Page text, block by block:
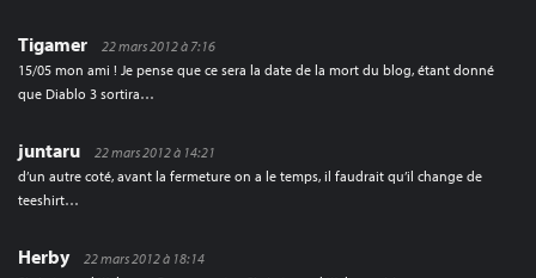
Tigamer
22 mars 2012 à 7:16
15/05 mon ami ! Je pense que ce sera la date de la mort du blog, étant donné
que Diablo 3 sortira…
juntaru
22 mars 2012 à 14:21
d’un autre coté, avant la fermeture on a le temps, il faudrait qu’il change de
teeshirt…
Herby
22 mars 2012 à 18:14